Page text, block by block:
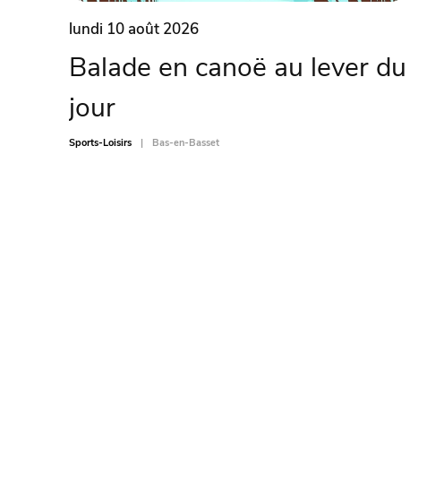
lundi 10 août 2026
Balade en canoë au lever du
jour
Sports-Loisirs Bas-en-Basset